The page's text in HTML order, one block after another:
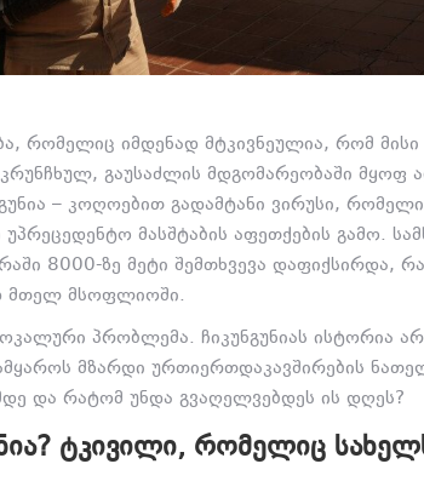
რომელიც იმდენად მტკივნეულია, რომ მისი
გაუსაძლის მდგომარეობაში მყოფ
– კოღოებით გადამტანი ვირუსი,
უპრეცედენტო მასშტაბის აფეთქების გამო.
8000-ზე მეტი შემთხვევა დაფიქსირდა,
მთელ მსოფლიოში.
პრობლემა. ჩიკუნგუნიას ისტორია
მზარდი ურთიერთდაკავშირების
და რატომ უნდა გვაღელვებდეს ის დღეს?
ᲢᲙᲘᲕᲘᲚᲘ, ᲠᲝᲛᲔᲚᲘᲪ